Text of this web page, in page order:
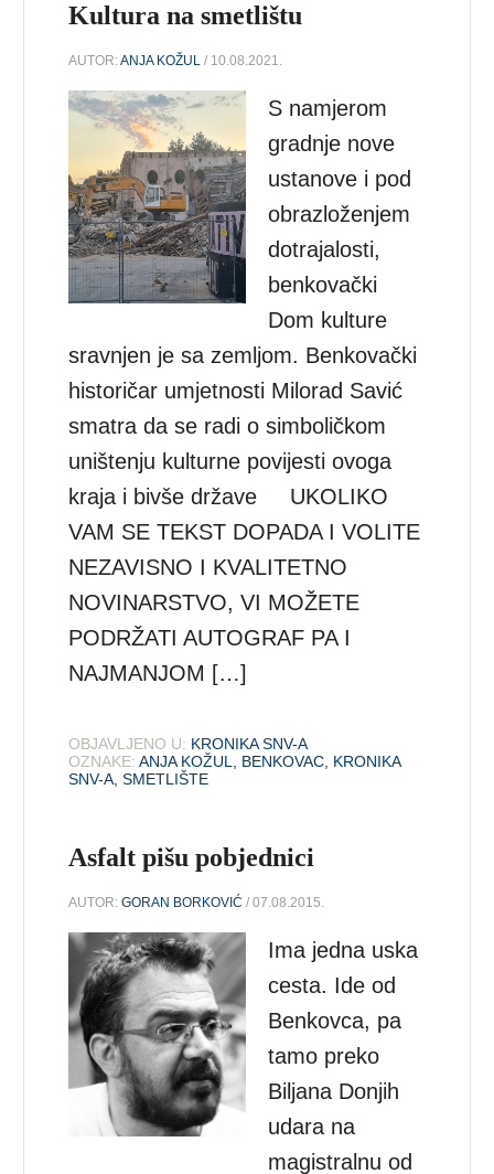
Kultura na smetlištu
AUTOR:ANJA KOŽUL / 10.08.2021.
S namjerom
gradnje nove
ustanove i pod
obrazloženjem
dotrajalosti,
benkovački
Dom kulture
sravnjen je sa zemljom. Benkovački
historičar umjetnosti Milorad Savić
smatra da se radi o simboličkom
uništenju kulturne povijesti ovoga
kraja i bivše države UKOLIKO
VAM SE TEKST DOPADA I VOLITE
NEZAVISNO I KVALITETNO
NOVINARSTVO, VI MOŽETE
PODRŽATI AUTOGRAF PA I
NAJMANJOM […]
OBJAVLJENO U: KRONIKA SNV-A
OZNAKE: ANJA KOŽUL BENKOVAC KRONIKA
SNV-A ,SMETLIŠTE
Asfalt pišu pobjednici
AUTOR:GORAN BORKOVIĆ / 07.08.2015.
Ima jedna uska
cesta. Ide od
Benkovca, pa
tamo preko
Biljana Donjih
udara na
magistralnu od